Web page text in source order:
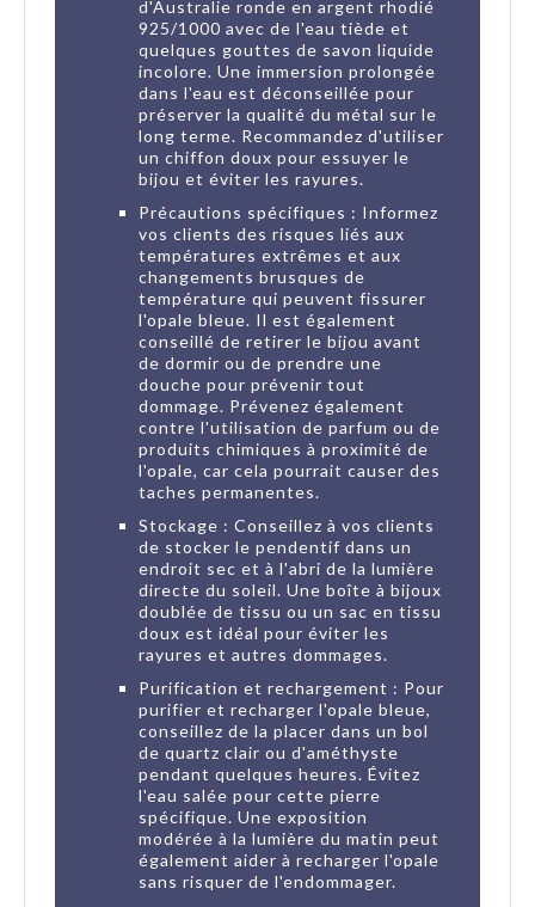
d'Australie ronde en argent rhodié
925/1000 avec de l'eau tiède et
quelques gouttes de savon liquide
incolore. Une immersion prolongée
dans l'eau est déconseillée pour
préserver la qualité du métal sur le
long terme. Recommandez d'utiliser
un chiffon doux pour essuyer le
bijou et éviter les rayures.
Précautions spécifiques : Informez
vos clients des risques liés aux
températures extrêmes et aux
changements brusques de
température qui peuvent fissurer
l'opale bleue. Il est également
conseillé de retirer le bijou avant
de dormir ou de prendre une
douche pour prévenir tout
dommage. Prévenez également
contre l'utilisation de parfum ou de
produits chimiques à proximité de
l'opale, car cela pourrait causer des
taches permanentes.
Stockage : Conseillez à vos clients
de stocker le pendentif dans un
endroit sec et à l'abri de la lumière
directe du soleil. Une boîte à bijoux
doublée de tissu ou un sac en tissu
doux est idéal pour éviter les
rayures et autres dommages.
Purification et rechargement : Pour
purifier et recharger l'opale bleue,
conseillez de la placer dans un bol
de quartz clair ou d'améthyste
pendant quelques heures. Évitez
l'eau salée pour cette pierre
spécifique. Une exposition
modérée à la lumière du matin peut
également aider à recharger l'opale
sans risquer de l'endommager.